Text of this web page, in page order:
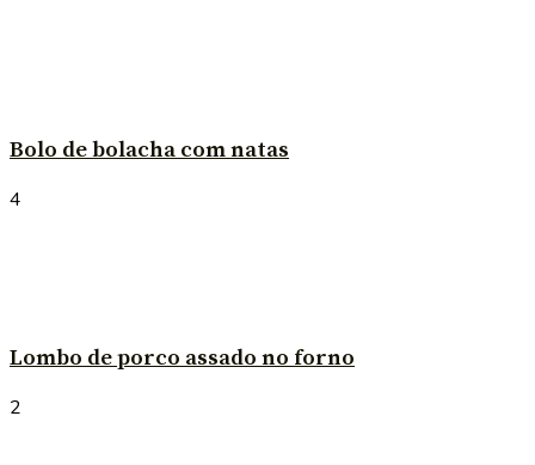
Bolo de bolacha com natas
4
Lombo de porco assado no forno
2